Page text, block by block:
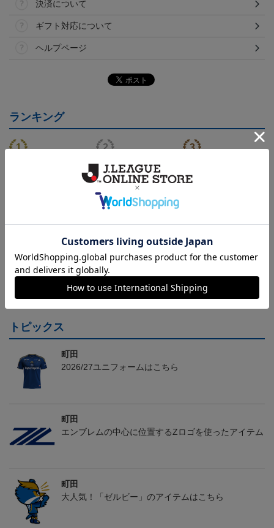
決済について
ギフト対応について
ヘルプページ
ランキング
2026/27 FP1stユニフォー
ム
24,200円～30,800円
2026/27 GK1stユニフォ
ーム
24,200円～30,800円
会員特典
20,900円～27,500円
会員特典
トピックス
町田
2026/27ユニフォームはこちら
町田
エンブレムの中心に位置するZロゴを使ったアイテム
町田
大人気！「ゼルビー」のアイテムはこちら